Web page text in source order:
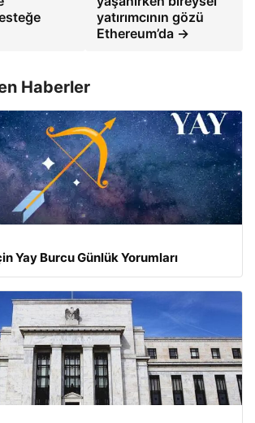
yatırımcının gözü
Ethereum’da →
Haberler
Yay Burcu Günlük Yorumları